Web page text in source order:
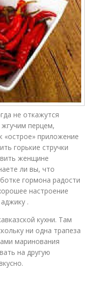
не откажутся
перцем,
«острое» приложение
горькие стручки
женщине
ли вы, что
гормона радости
настроение
.
кухни. Там
ни одна трапеза
маринования
на другую